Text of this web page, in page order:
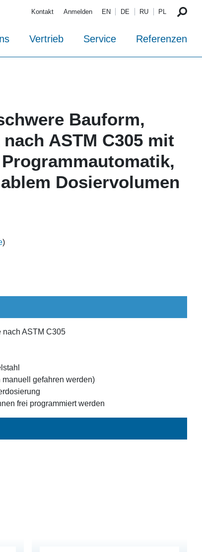
Kontakt Anmelden EN DE RU PL
Vertrieb Service Referenzen
Bauform,
ASTM C305 mit
Dosiervolumen
)
nach ASTM C305
manuell gefahren werden)
frei programmiert werden